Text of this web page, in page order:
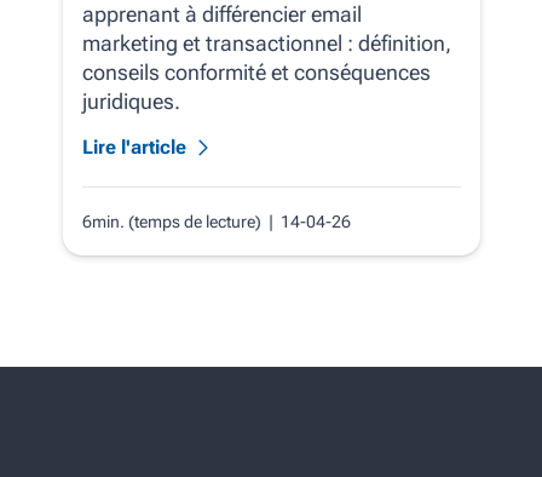
apprenant à différencier email
marketing et transactionnel : définition,
conseils conformité et conséquences
juridiques.
Lire l'article
6min. (temps de lecture) | 14-04-26